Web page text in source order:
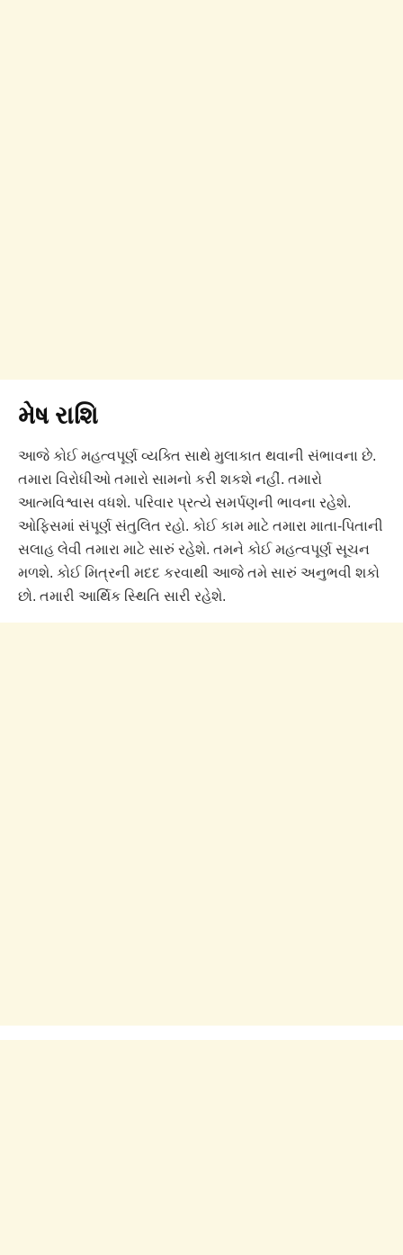
મેષ રાશિ
આજે કોઈ મહત્વપૂર્ણ વ્યક્તિ સાથે મુલાકાત થવાની સંભાવના છે.
તમારા વિરોધીઓ તમારો સામનો કરી શકશે નહીં. તમારો
આત્મવિશ્વાસ વધશે. પરિવાર પ્રત્યે સમર્પણની ભાવના રહેશે.
ઓફિસમાં સંપૂર્ણ સંતુલિત રહો. કોઈ કામ માટે તમારા માતા-પિતાની
સલાહ લેવી તમારા માટે સારું રહેશે. તમને કોઈ મહત્વપૂર્ણ સૂચન
મળશે. કોઈ મિત્રની મદદ કરવાથી આજે તમે સારું અનુભવી શકો
છો. તમારી આર્થિક સ્થિતિ સારી રહેશે.